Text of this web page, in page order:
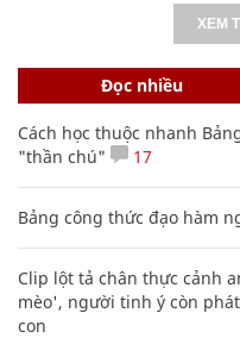
XEM
Đọc nhiều
Cách học thuộc nhanh
"thần chú"
17
Bảng công thức đạo hàm
Clip lột tả chân thực cảnh
mèo', người tinh ý còn
con